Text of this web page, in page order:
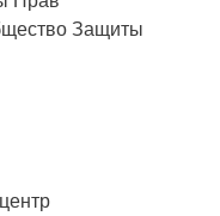
Защиты